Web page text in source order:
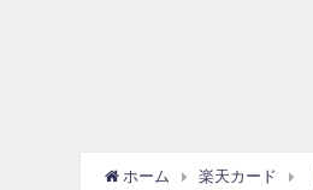
ホーム 楽天カード